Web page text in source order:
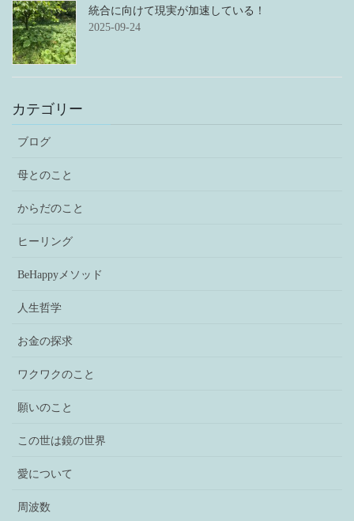
統合に向けて現実が加速している！
2025-09-24
カテゴリー
ブログ
母とのこと
からだのこと
ヒーリング
BeHappyメソッド
人生哲学
お金の探求
ワクワクのこと
願いのこと
この世は鏡の世界
愛について
周波数